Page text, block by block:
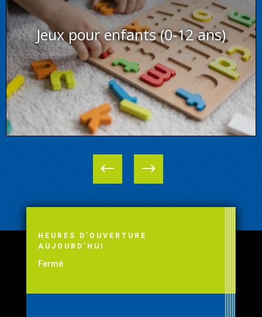
Jeux pour enfants (0-12 ans)
HEURES D’OUVERTURE
AUJOURD’HUI
Fermé